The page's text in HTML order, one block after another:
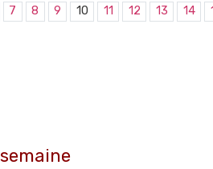
7 8 9 10 11 12 13 14